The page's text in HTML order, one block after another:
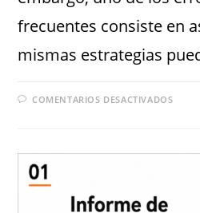
frecuentes consiste en
mismas estrategias
COMENTARIOS DESACTIVADOS